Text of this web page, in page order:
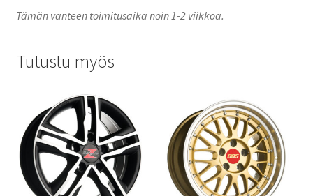
Tämän vanteen toimitusaika noin 1-2 viikkoa.
Tutustu myös